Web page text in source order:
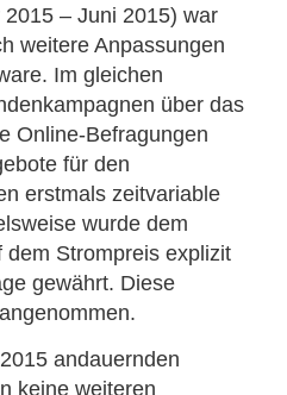
2015 – Juni 2015) war
weitere Anpassungen
Im gleichen
über das
Online-Befragungen
für den
erstmals zeitvariable
wurde dem
Strompreis explizit
gewährt. Diese
andauernden
keine weiteren